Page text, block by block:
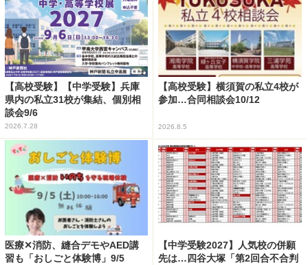
【高校受験】【中学受験】兵庫
県内の私立31校が集結、個別相
談会9/6
2026.7.28
【高校受験】横須賀の私立4校が
参加…合同相談会10/12
2026.8.5
医療✕消防、縫合デモやAED講
習も「おしごと体験博」9/5
【中学受験2027】人気校の併願
先は…四谷大塚「第2回合不合判